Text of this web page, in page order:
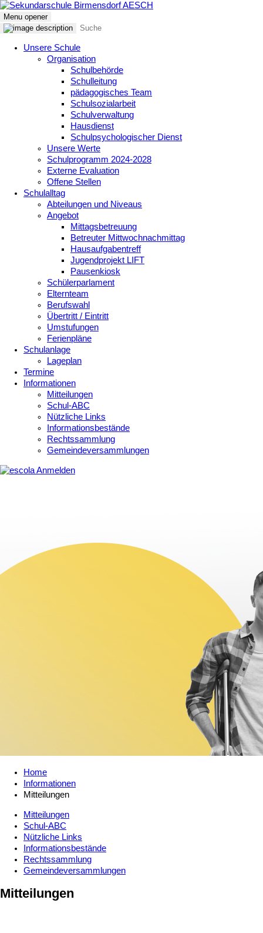
Menu opener
Unsere Schule
Organisation
Schulbehörde
Schulleitung
pädagogisches Team
Schulsozialarbeit
Schulverwaltung
Hausdienst
Schulpsychologischer Dienst
Unsere Werte
Schulprogramm 2024-2028
Externe Evaluation
Offene Stellen
Schulalltag
Abteilungen und Niveaus
Angebot
Mittagsbetreuung
Betreuter Mittwochnachmittag
Hausaufgabentreff
Jugendprojekt LIFT
Pausenkiosk
Schülerparlament
Elternteam
Berufswahl
Übertritt / Eintritt
Umstufungen
Ferienpläne
Schulanlage
Lageplan
Termine
Informationen
Mitteilungen
Schul-ABC
Nützliche Links
Informationsbestände
Rechtssammlung
Gemeindeversammlungen
Anmelden
Home
Informationen
Mitteilungen
Mitteilungen
Schul-ABC
Nützliche Links
Informationsbestände
Rechtssammlung
Gemeindeversammlungen
Mitteilungen